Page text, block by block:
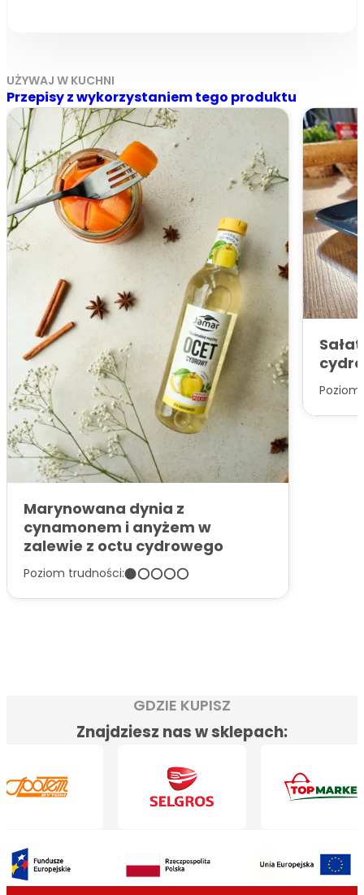
UŻYWAJ W KUCHNI
Przepisy z wykorzystaniem tego produktu
Marynowana dynia z
cynamonem i anyżem w
zalewie z octu cydrowego
Poziom trudności:
GDZIE KUPISZ
Znajdziesz nas w sklepach: